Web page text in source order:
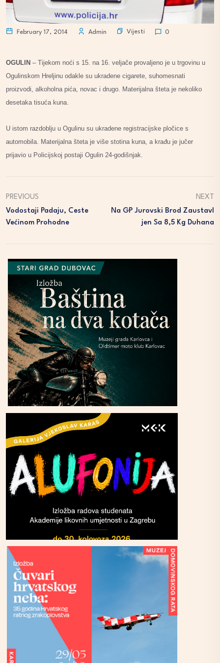
February 17, 2014 Admin Vijesti 0
OGULIN – Tijekom noći s 15. na 16. veljače provaljeno je u trgovinu u
Ogulinskom Hreljinu odakle su ukradene cigarete, suhomesnati
proizvodi, alkoholna pića, novac i drugo. Materijalna šteta je nekoliko
desetaka tisuća kuna.
U istom razdoblju u Ogulinu su ukradene registracijske pločice s
automobila. Materijalna šteta je više stotina kuna, a krađu je jučer
prijavio u Policijskoj postaji Ogulin 24-godišnjak.
PREVIOUS
Vodostaji Padaju, Ceste
Većinom Prohodne
NEXT
Na GP Jurovski Brod Zaustavl
Jen Sa 8,5 Kg Duhana